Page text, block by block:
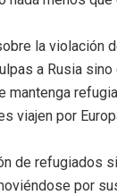
la violación
a Rusia
mantenga
viajen por
de refugiados
por